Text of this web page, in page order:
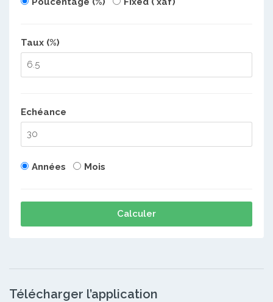
Taux (%)
Echéance
Années Mois
Calculer
Télécharger l’application